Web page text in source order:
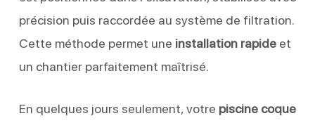
précision puis raccordée au système de filtration.
Cette méthode permet une installation rapideet
un chantier parfaitement maîtrisé.
En quelques jours seulement, votre piscine coque